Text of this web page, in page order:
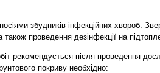
збудників інфекційних хвороб.
проведення дезінфекції на
рекомендується після проведення
покриву необхідно: